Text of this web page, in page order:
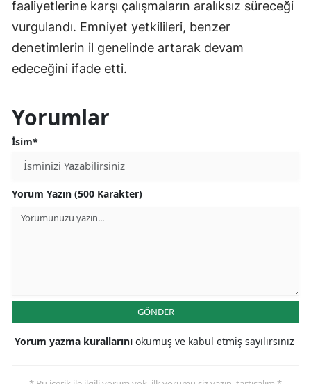
faaliyetlerine karşı çalışmaların aralıksız süreceği
vurgulandı. Emniyet yetkilileri, benzer
denetimlerin il genelinde artarak devam
edeceğini ifade etti.
Yorumlar
İsim*
Yorum Yazın (500 Karakter)
GÖNDER
Yorum yazma kurallarını okumuş ve kabul etmiş sayılırsınız